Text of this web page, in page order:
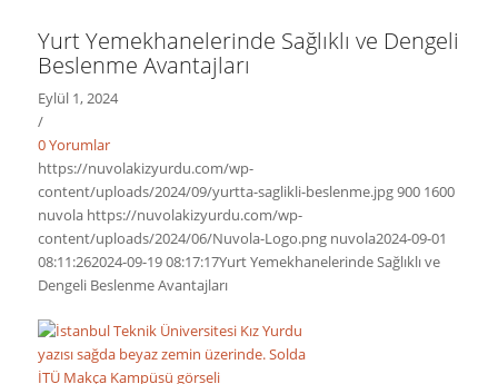
Yurt Yemekhanelerinde Sağlıklı ve Dengeli
Beslenme Avantajları
Eylül 1, 2024
/
0 Yorumlar
https://nuvolakizyurdu.com/wp-
content/uploads/2024/09/yurtta-saglikli-beslenme.jpg900 1600
nuvola https://nuvolakizyurdu.com/wp-
content/uploads/2024/06/Nuvola-Logo.png nuvola2024-09-01
08:11:262024-09-19 08:17:17Yurt Yemekhanelerinde Sağlıklı ve
Dengeli Beslenme Avantajları